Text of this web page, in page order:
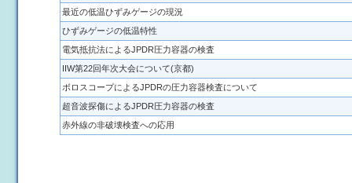
最近の低温ひずみゲージの現況
ひずみゲージの低温特性
電気抵抗法によるJPDR圧力容器の検査
IIW第22回年次大会について(京都)
ボロスコープによるJPDRの圧力容器検査について
超音波探傷によるJPDR圧力容器の検査
赤外線の非破壊検査への応用